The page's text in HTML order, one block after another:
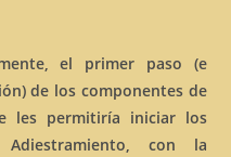
el primer paso (e
de los componentes de
les permitiría iniciar los
Adiestramiento, con la